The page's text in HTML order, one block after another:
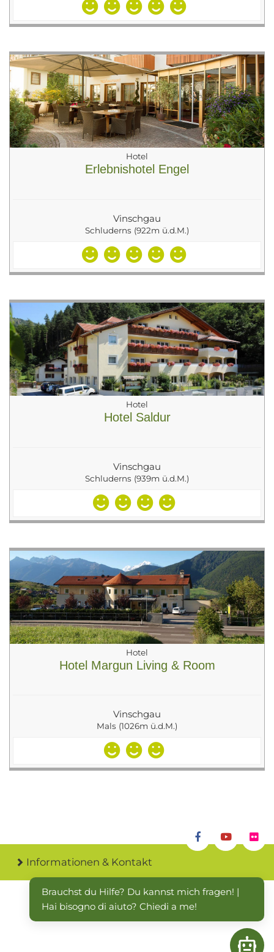
Hotel
Erlebnishotel Engel
Vinschgau
Schluderns (922m ü.d.M.)
Hotel
Hotel Saldur
Vinschgau
Schluderns (939m ü.d.M.)
Hotel
Hotel Margun Living & Room
Vinschgau
Mals (1026m ü.d.M.)
Informationen & Kontakt
Brauchst du Hilfe? Du kannst mich fragen! |
Hai bisogno di aiuto? Chiedi a me!